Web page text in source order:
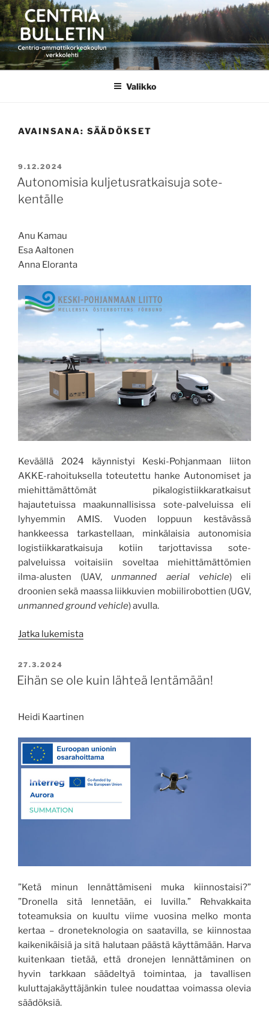
Siirry
sisältöön
CENTRIA BULLETIN
Valikko
AVAINSANA: SÄÄDÖKSET
JULKAISTU
9.12.2024
Autonomisia kuljetusratkaisuja sote-
kentälle
Anu Kamau
Esa Aaltonen
Anna Eloranta
Keväällä 2024 käynnistyi Keski-Pohjanmaan liiton
AKKE-rahoituksella toteutettu hanke Autonomiset ja
miehittämättömät pikalogistiikkaratkaisut
hajautetuissa maakunnallisissa sote-palveluissa eli
lyhyemmin AMIS. Vuoden loppuun kestävässä
hankkeessa tarkastellaan, minkälaisia autonomisia
logistiikkaratkaisuja kotiin tarjottavissa sote-
palveluissa voitaisiin soveltaa miehittämättömien
ilma-alusten (UAV,unmanned aerial vehicle) eli
droonien sekä maassa liikkuvien mobiilirobottien (UGV,
unmanned ground vehicle) avulla.
Jatka lukemista”Autonomisia
kentälle”
JULKAISTU
27.3.2024
Eihän se ole kuin lähteä lentämään!
Heidi Kaartinen
”Ketä minun lennättämiseni muka kiinnostaisi?”
”Dronella sitä lennetään, ei luvilla.” Rehvakkaita
toteamuksia on kuultu viime vuosina melko monta
kertaa – droneteknologia on saatavilla, se kiinnostaa
kaikenikäisiä ja sitä halutaan päästä käyttämään. Harva
kuitenkaan tietää, että dronejen lennättäminen on
hyvin tarkkaan säädeltyä toimintaa, ja tavallisen
kuluttajakäyttäjänkin tulee noudattaa voimassa olevia
säädöksiä.